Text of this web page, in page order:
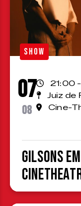
SHOW
07
08
21:00
Juiz de
Cine-
Gilsons